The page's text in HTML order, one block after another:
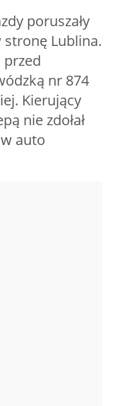
poruszały
Lublina.
przed
nr 874
Kierujący
nie zdołał
auto